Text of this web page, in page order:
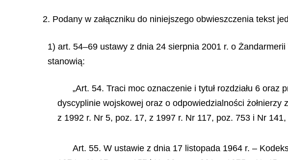
2. Podany w załączniku do niniejszego obwieszczenia tekst
1) art. 54–69 ustawy z dnia 24 sierpnia 2001 r. o
stanowią:
„Art. 54. Traci moc oznaczenie i tytuł rozdziału 6
dyscyplinie wojskowej oraz o odpowiedzialności
z 1992 r. Nr 5, poz. 17, z 1997 r. Nr 117, poz. 753 i Nr
Art. 55. W ustawie z dnia 17 listopada 1964 r. –